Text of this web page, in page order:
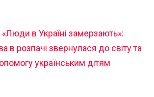
«Люди в Україні замерзають»:
в розпачі звернулася до світу та
українським дітям